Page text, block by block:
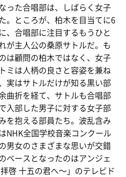
った合唱部は、しばらく女子
。ところが、柏木を目当てに6
、合唱部に注目するもうひと
が主人公の桑原サトルだ。も
は顧問の柏木ではなく、女子
ミは人柄の良さと容姿を兼ね
実はサトルだけが知る黒い部
曲折を経て、サトルも合唱部
入部した男子に対する女子部
を抱える部員たち。波乱含み
NHK全国学校音楽コンクール
男女のさまざまな思いが交錯
ベースとなったのはアンジェ
啓 十五の君へ〜」のテレビド